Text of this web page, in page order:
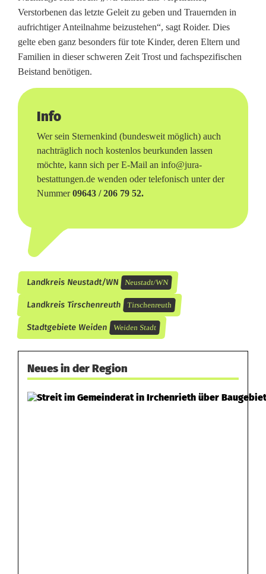
Verstorbenen das letzte Geleit zu geben und Trauernden in
aufrichtiger Anteilnahme beizustehen“, sagt Roider. Dies
gelte eben ganz besonders für tote Kinder, deren Eltern und
Familien in dieser schweren Zeit Trost und fachspezifischen
Beistand benötigen.
Info
Wer sein Sternenkind (bundesweit möglich) auch
nachträglich noch kostenlos beurkunden lassen
möchte, kann sich per E-Mail an info@jura-
bestattungen.de wenden oder telefonisch unter der
Nummer09643 / 206 79 52.
Landkreis Neustadt/WN Neustadt/WN
Landkreis Tirschenreuth Tirschenreuth
Stadtgebiete Weiden Weiden Stadt
Neues in der Region